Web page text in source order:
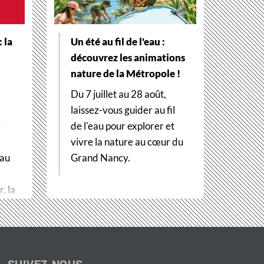
la
la
Un été au fil de l'eau :
découvrez les animations
nature de la Métropole !
Du 7 juillet au 28 août,
laissez-vous guider au fil
de l'eau pour explorer et
vivre la nature au cœur du
Grand Nancy.